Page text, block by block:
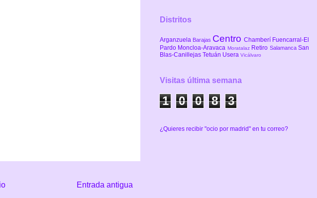
Entrada antigua
Distritos
Arganzuela Barajas Centro Chamberí Fuencarral-El
Pardo Moncloa-Aravaca Moratalaz Retiro SalamancaSan
Blas-Canillejas Tetuán Usera Vicálvaro
Visitas última semana
1 0 0 8 3
¿Quieres recibir "ocio por madrid" en tu correo?